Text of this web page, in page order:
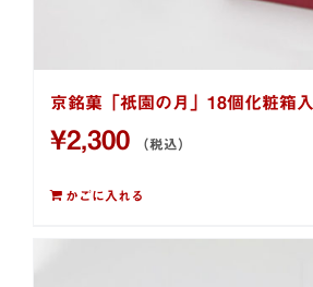
京銘菓「祇園の月」18個化粧箱入
¥2,300 （税込）
かごに入れる